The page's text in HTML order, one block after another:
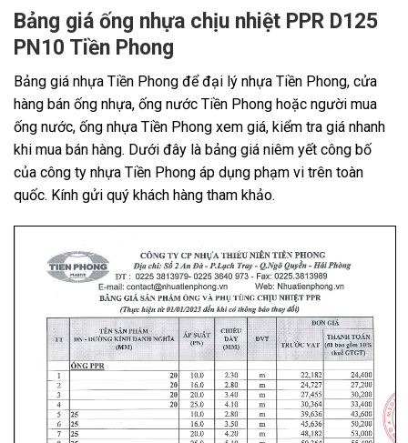
Bảng giá ống nhựa chịu nhiệt PPR D125
PN10 Tiền Phong
Bảng giá nhựa Tiền Phong để đại lý nhựa Tiền Phong, cửa
hàng bán ống nhựa, ống nước Tiền Phong hoặc người mua
ống nước, ống nhựa Tiền Phong xem giá, kiểm tra giá nhanh
khi mua bán hàng. Dưới đây là bảng giá niêm yết công bố
của công ty nhựa Tiền Phong áp dụng phạm vi trên toàn
quốc. Kính gửi quý khách hàng tham khảo.